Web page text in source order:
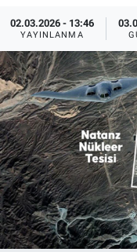
02.03.2026 - 13:46
YAYINLANMA
Yazarlar
Medya
Özel Haberler
Kadın
Erişim Bilgileri
Sağlık
Teknoloji